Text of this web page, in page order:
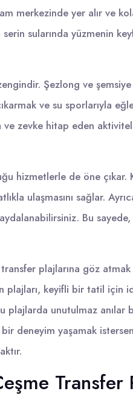
merkezinde yer alır ve
sularında yüzmenin
Şezlong ve
ve su sporlarıyla
zevke hitap eden
hizmetlerle de öne çıkar.
ulaşmasını sağlar.
Bu
plajlarına göz
plajları, keyifli bir tatil için
unutulmaz anılar
deneyim yaşamak
Transfer